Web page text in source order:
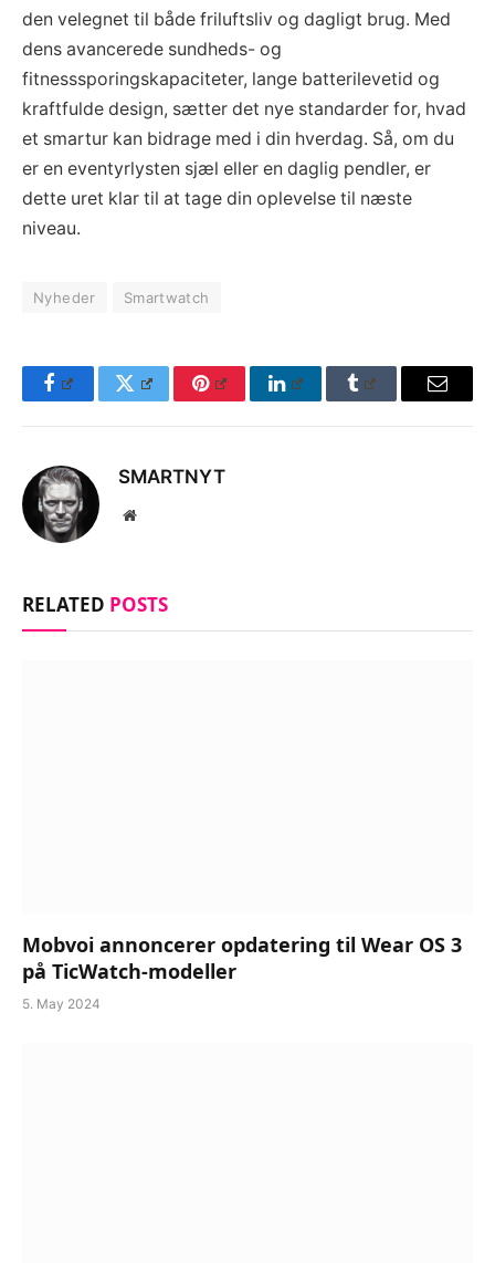
den velegnet til både friluftsliv og dagligt brug. Med
dens avancerede sundheds- og
fitnesssporingskapaciteter, lange batterilevetid og
kraftfulde design, sætter det nye standarder for, hvad
et smartur kan bidrage med i din hverdag. Så, om du
er en eventyrlysten sjæl eller en daglig pendler, er
dette uret klar til at tage din oplevelse til næste
niveau.
Nyheder Smartwatch
FacebookTwitter Pinterest LinkedInTumblr Email
SMARTNYT
Website
RELATED POSTS
Mobvoi annoncerer opdatering til Wear OS 3
på TicWatch-modeller
5. May 2024